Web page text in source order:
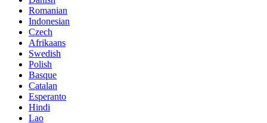
Romanian
Indonesian
Czech
Afrikaans
Swedish
Polish
Basque
Catalan
Esperanto
Hindi
Lao